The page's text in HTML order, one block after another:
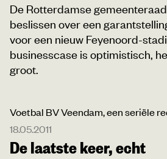
De Rotterdamse
beslissen over een
voor een nieuw Feyenoord-
businesscase is optimistisch,
groot.
Voetbal BV Veendam, een seriële
18.05.2011
De laatste keer, echt